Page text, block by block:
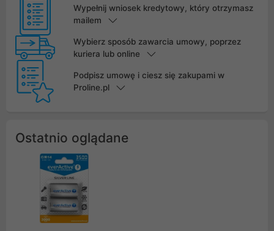
Wypełnij wniosek kredytowy, który otrzymasz
mailem
Wybierz sposób zawarcia umowy, poprzez
kuriera lub online
Podpisz umowę i ciesz się zakupami w
Proline.pl
Ostatnio oglądane